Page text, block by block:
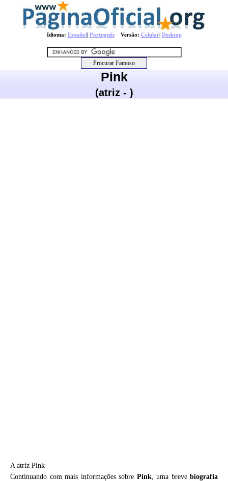
Idioma: Español| PortuguêsVersão: Celular| Desktop
Pink
(atriz - )
A atriz Pink
Continuando com mais informações sobre Pink, uma breve biografia